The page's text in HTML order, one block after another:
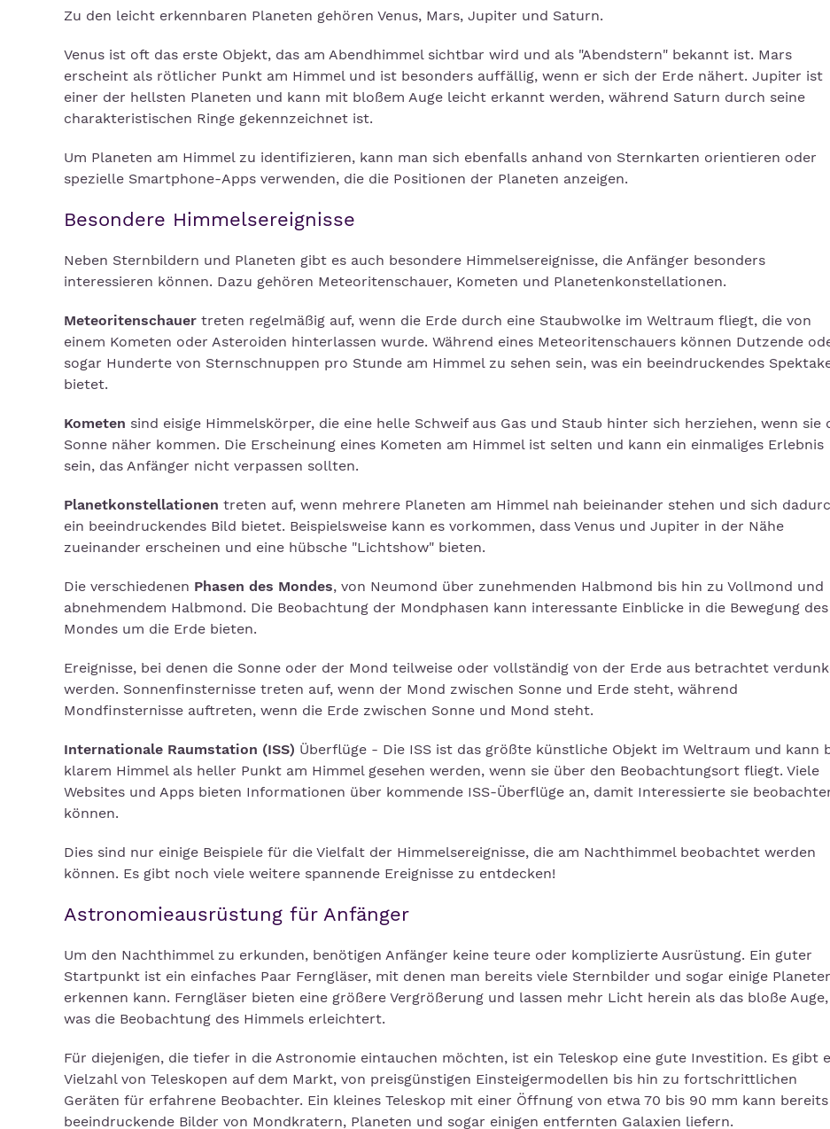
Zu den leicht erkennbaren Planeten gehören Venus, Mars, Jupiter und Saturn.
Venus ist oft das erste Objekt, das am Abendhimmel sichtbar wird und als "Abendstern" bekannt ist. Mars
erscheint als rötlicher Punkt am Himmel und ist besonders auffällig, wenn er sich der Erde nähert. Jupiter ist
einer der hellsten Planeten und kann mit bloßem Auge leicht erkannt werden, während Saturn durch seine
charakteristischen Ringe gekennzeichnet ist.
Um Planeten am Himmel zu identifizieren, kann man sich ebenfalls anhand von Sternkarten orientieren oder
spezielle Smartphone-Apps verwenden, die die Positionen der Planeten anzeigen.
Besondere Himmelsereignisse
Neben Sternbildern und Planeten gibt es auch besondere Himmelsereignisse, die Anfänger besonders
interessieren können. Dazu gehören Meteoritenschauer, Kometen und Planetenkonstellationen.
Meteoritenschauer treten regelmäßig auf, wenn die Erde durch eine Staubwolke im Weltraum fliegt, die von
einem Kometen oder Asteroiden hinterlassen wurde. Während eines Meteoritenschauers können Dutzende
sogar Hunderte von Sternschnuppen pro Stunde am Himmel zu sehen sein, was ein beeindruckendes
bietet.
Kometen sind eisige Himmelskörper, die eine helle Schweif aus Gas und Staub hinter sich herziehen, wenn sie
Sonne näher kommen. Die Erscheinung eines Kometen am Himmel ist selten und kann ein einmaliges Erlebnis
sein, das Anfänger nicht verpassen sollten.
Planetkonstellationen treten auf, wenn mehrere Planeten am Himmel nah beieinander stehen und sich
ein beeindruckendes Bild bietet. Beispielsweise kann es vorkommen, dass Venus und Jupiter in der Nähe
zueinander erscheinen und eine hübsche "Lichtshow" bieten.
Die verschiedenen Phasen des Mondes, von Neumond über zunehmenden Halbmond bis hin zu Vollmond und
abnehmendem Halbmond. Die Beobachtung der Mondphasen kann interessante Einblicke in die Bewegung des
Mondes um die Erde bieten.
Ereignisse, bei denen die Sonne oder der Mond teilweise oder vollständig von der Erde aus betrachtet
werden. Sonnenfinsternisse treten auf, wenn der Mond zwischen Sonne und Erde steht, während
Mondfinsternisse auftreten, wenn die Erde zwischen Sonne und Mond steht.
Internationale Raumstation (ISS) Überflüge - Die ISS ist das größte künstliche Objekt im Weltraum und kann
klarem Himmel als heller Punkt am Himmel gesehen werden, wenn sie über den Beobachtungsort fliegt. Viele
Websites und Apps bieten Informationen über kommende ISS-Überflüge an, damit Interessierte sie
können.
Dies sind nur einige Beispiele für die Vielfalt der Himmelsereignisse, die am Nachthimmel beobachtet werden
können. Es gibt noch viele weitere spannende Ereignisse zu entdecken!
Astronomieausrüstung für Anfänger
Um den Nachthimmel zu erkunden, benötigen Anfänger keine teure oder komplizierte Ausrüstung. Ein guter
Startpunkt ist ein einfaches Paar Ferngläser, mit denen man bereits viele Sternbilder und sogar einige
erkennen kann. Ferngläser bieten eine größere Vergrößerung und lassen mehr Licht herein als das bloße Auge,
was die Beobachtung des Himmels erleichtert.
Für diejenigen, die tiefer in die Astronomie eintauchen möchten, ist ein Teleskop eine gute Investition. Es gibt
Vielzahl von Teleskopen auf dem Markt, von preisgünstigen Einsteigermodellen bis hin zu fortschrittlichen
Geräten für erfahrene Beobachter. Ein kleines Teleskop mit einer Öffnung von etwa 70 bis 90 mm kann bereits
beeindruckende Bilder von Mondkratern, Planeten und sogar einigen entfernten Galaxien liefern.